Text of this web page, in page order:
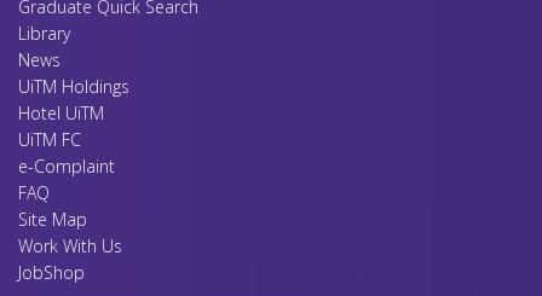
Graduate Quick Search
Library
News
UiTM Holdings
Hotel UiTM
UiTM FC
e-Complaint
FAQ
Site Map
Work With Us
JobShop